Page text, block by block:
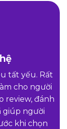
tất yếu. Rất
cho người
review, đánh
giúp người
khi chọn